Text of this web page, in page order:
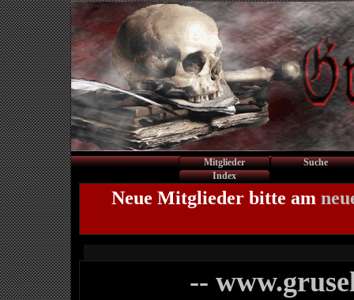
Mitglieder
Suche
Index
Neue Mitglieder bitte am
--